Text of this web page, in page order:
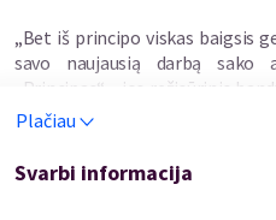
„Bet iš principo viskas baigsis
savo naujausią darbą sako
„Principas“ - jos režisūrinis
perkelti ir sujungti dvi
ten, kur man nederėtų. Bijau,
premjerai jaudinasi K.
Plačiau
Svarbi informacija